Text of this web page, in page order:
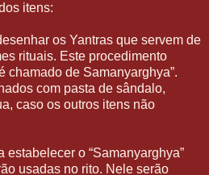
itens:
os Yantras que servem de
rituais. Este procedimento
chamado de Samanyarghya”.
com pasta de sândalo,
caso os outros itens não
estabelecer o “Samanyarghya”
usadas no rito. Nele serão